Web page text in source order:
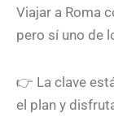
Viajar a Roma
pero sí uno de
👉 La clave
el plan y